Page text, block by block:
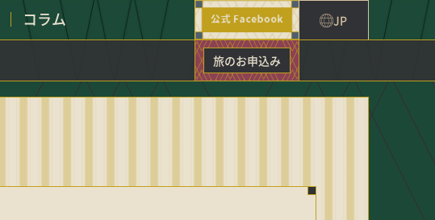
コラム JP
旅のお申込み